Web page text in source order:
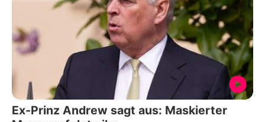
Ex-Prinz Andrew sagt aus: Maskierter